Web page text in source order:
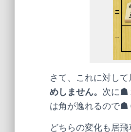
さて、これに対して
めしません。 次に☗
は角が逸れるので☗
どちらの変化も居